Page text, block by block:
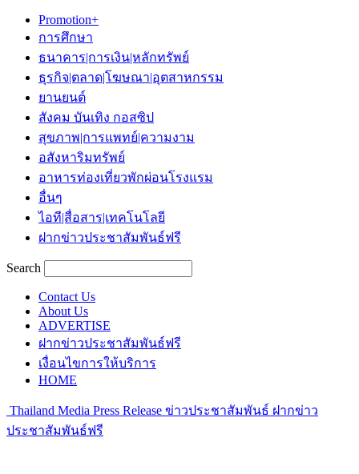
Promotion+
การศึกษา
ธนาคาร|การเงิน|หลักทรัพย์
ธุรกิจ|ตลาด|โฆษณา|อุตสาหกรรม
ยานยนต์
สังคม บันเทิง กอสซิป
สุขภาพ|การแพทย์|ความงาม
อสังหาริมทรัพย์
อาหารท่องเที่ยวพักผ่อนโรงแรม
อื่นๆ
ไอที|สื่อสาร|เทคโนโลยี
ฝากข่าวประชาสัมพันธ์ฟรี
Search
Contact Us
About Us
ADVERTISE
ฝากข่าวประชาสัมพันธ์ฟรี
เงื่อนไขการให้บริการ
HOME
Thailand Media Press Release ข่าวประชาสัมพันธ์ ฝากข่าว
ประชาสัมพันธ์ฟรี